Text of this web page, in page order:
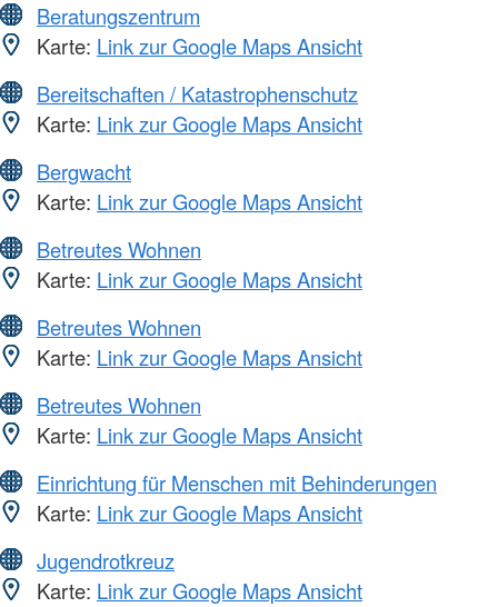
Beratungszentrum
Karte: Link zur Google Maps Ansicht
Bereitschaften / Katastrophenschutz
Karte: Link zur Google Maps Ansicht
Bergwacht
Karte: Link zur Google Maps Ansicht
Betreutes Wohnen
Karte: Link zur Google Maps Ansicht
Betreutes Wohnen
Karte: Link zur Google Maps Ansicht
Betreutes Wohnen
Karte: Link zur Google Maps Ansicht
Einrichtung für Menschen mit Behinderungen
Karte: Link zur Google Maps Ansicht
Jugendrotkreuz
Karte: Link zur Google Maps Ansicht